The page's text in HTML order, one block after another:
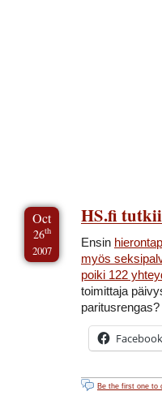
Oct
26th
2007
HS.fi
Ensin
myös
poiki 122
toimittaja
Facebook
Be the first one to